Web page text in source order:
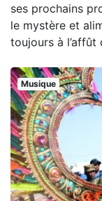
ses prochains
le mystère et
toujours à l’affût
Musique